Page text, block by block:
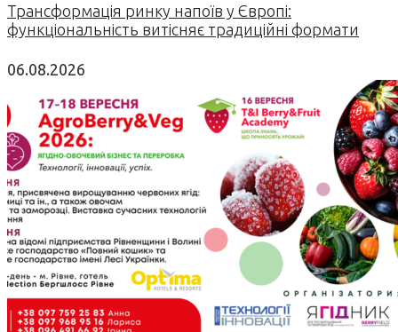
Трансформація ринку напоїв у Європі:
функціональність витісняє традиційні формати
06.08.2026